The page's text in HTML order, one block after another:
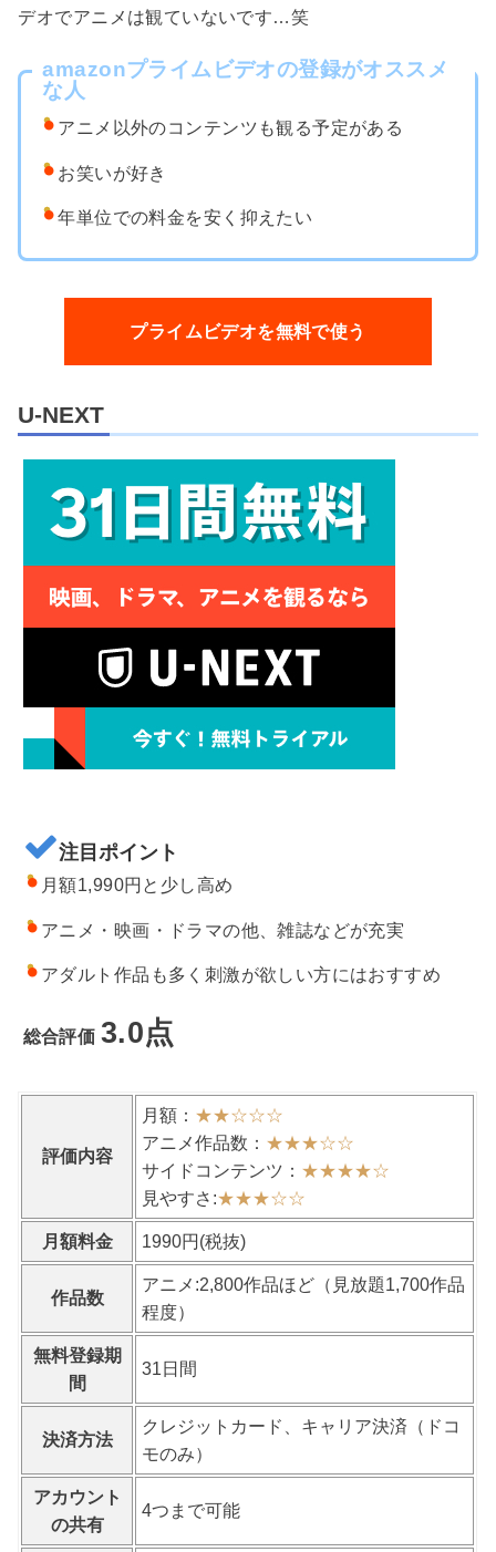
デオでアニメは観ていないです…笑
amazonプライムビデオの登録がオススメ
な人
アニメ以外のコンテンツも観る予定がある
お笑いが好き
年単位での料金を安く抑えたい
プライムビデオを無料で使う
U-NEXT
注目ポイント
月額1,990円と少し高め
アニメ・映画・ドラマの他、雑誌などが充実
アダルト作品も多く刺激が欲しい方にはおすすめ
総合評価 3.0点
評価内容
月額： ★★☆☆☆
アニメ作品数： ★★★☆☆
サイドコンテンツ： ★★★★☆
見やすさ:★★★☆☆
月額料金 1990円(税抜)
作品数
アニメ:2,800作品ほど（見放題1,700作品
程度）
無料登録期
間
31日間
決済方法
クレジットカード、キャリア決済（ドコ
モのみ）
アカウント
の共有
4つまで可能